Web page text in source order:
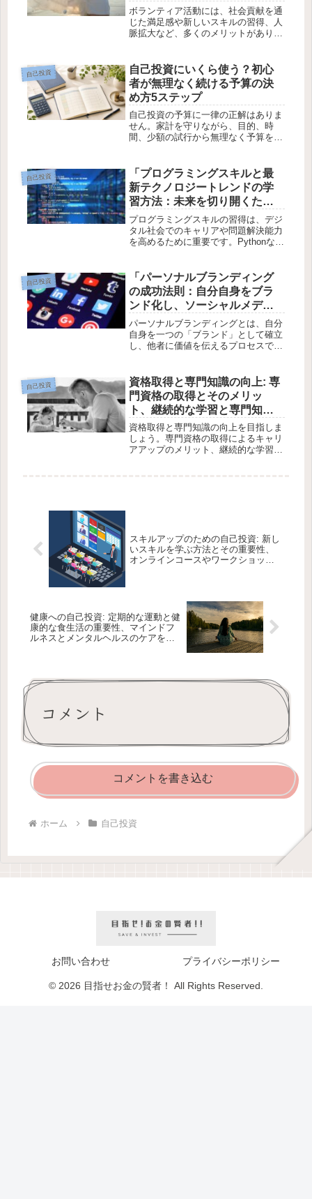
的な取り組み方」
ボランティア活動には、社会貢献を通
じた満足感や新しいスキルの習得、人
脈拡大など、多くのメリットがありま
った活動を見つけ、無理なく続けるこ
とで、自己成長と社会的な影響を同時
に達成できます。
自己投資
自己投資にいくら使う？初心
者が無理なく続ける予算の決
め方5ステップ
自己投資の予算に一律の正解はありま
せん。家計を守りながら、目的、時
間、少額の試行から無理なく予算を決
自己投資
「プログラミングスキルと最
新テクノロジートレンドの学
習方法：未来を切り開くため
の基礎からトレンドまで」
プログラミングスキルの習得は、デジ
タル社会でのキャリアや問題解決能力
を高めるために重要です。Pythonなど
肢が広がります。学習を続け、実践と
フィードバックを通じてスキルを磨き
ましょう。
自己投資
「パーソナルブランディング
の成功法則：自分自身をブラ
ンド化し、ソーシャルメディ
アを活用して影響力を高める
方法」
パーソナルブランディングとは、自分
自身を一つの「ブランド」として確立
し、他者に価値を伝えるプロセスで
重要で、キャリアや個人的成長に繋が
ります。
自己投資
資格取得と専門知識の向上: 専
門資格の取得とそのメリッ
ト、継続的な学習と専門知識
の更新方法を詳しく解説
資格取得と専門知識の向上を目指しま
しょう。専門資格の取得によるキャリ
アアップのメリット、継続的な学習方
スキルアップのための自己投資: 新し
いスキルを学ぶ方法とその重要性、
オンラインコースやワークショップ
健康への自己投資: 定期的な運動と健
康的な食生活の重要性、マインドフ
ルネスとメンタルヘルスのケアを詳
コメント
コメントを書き込む
ホーム 自己投資
お問い合わせ プライバシーポリシー
© 2026 目指せお金の賢者！ All Rights Reserved.